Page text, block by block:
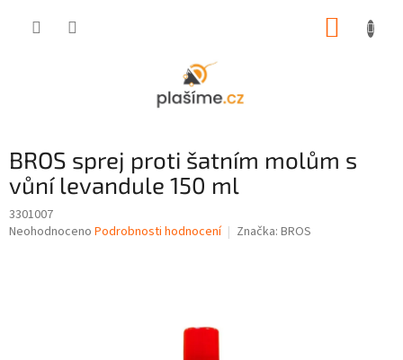
BROS sprej proti šatním molům s
vůní levandule 150 ml
3301007
Průměrné
Neohodnoceno Podrobnosti hodnocení Značka: BROS